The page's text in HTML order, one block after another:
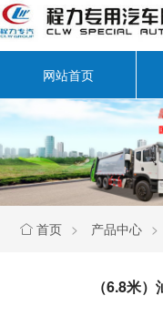
网站首页
 首页 > 产品中心 >
（6.8米